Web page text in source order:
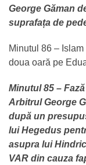
George Găman
suprafața de
Minutul 86 –
doua oară pe
Minutul 85 –
Arbitrul George
după un
lui Hegedus
asupra lui
VAR din cauza